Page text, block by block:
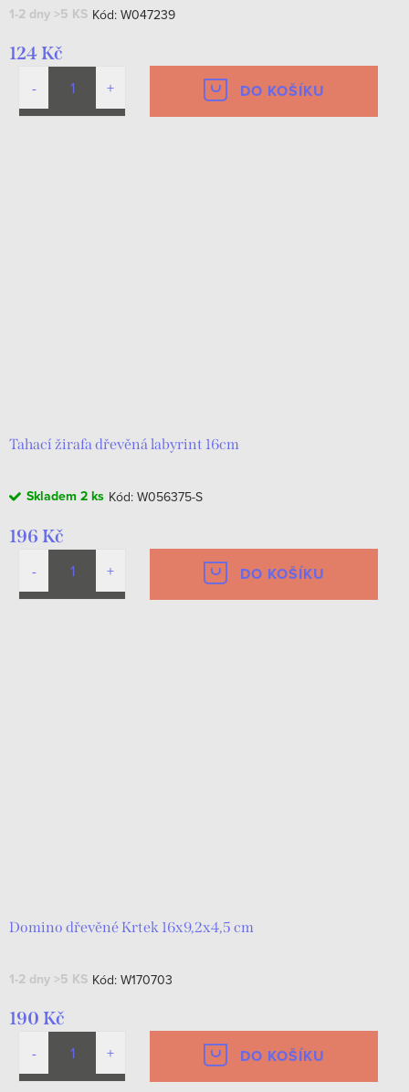
1-2 dny >5 KS Kód: W047239
124 Kč
DO KOŠÍKU
Tahací žirafa dřevěná labyrint 16cm
Skladem 2 ks Kód: W056375-S
196 Kč
DO KOŠÍKU
Domino dřevěné Krtek 16x9,2x4,5 cm
1-2 dny >5 KS Kód: W170703
190 Kč
DO KOŠÍKU